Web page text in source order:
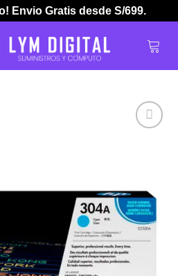
Envio Gratis desde S/699.
deseos